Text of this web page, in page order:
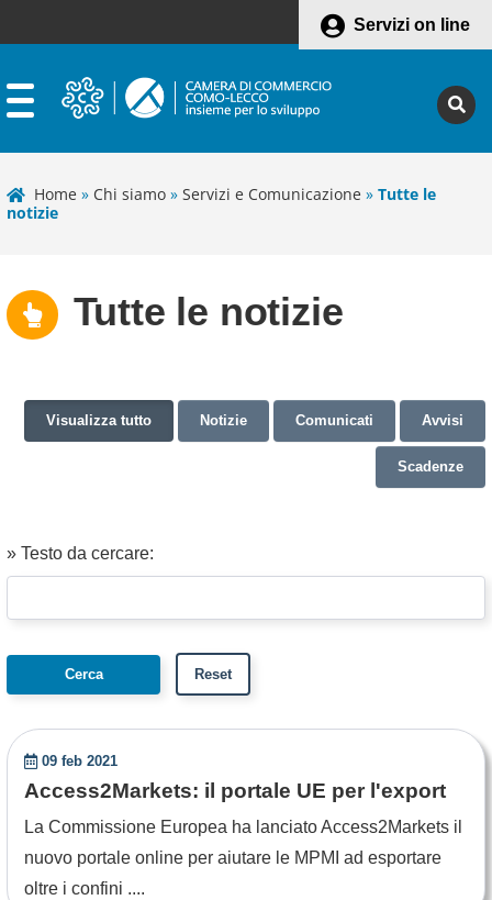
Servizi on line
Home » Chi siamo » Servizi e Comunicazione » Tutte le
notizie
Tutte le notizie
Visualizza tutto Notizie Comunicati Avvisi
Scadenze
» Testo da cercare:
09 feb 2021
Access2Markets: il portale UE per l'export
La Commissione Europea ha lanciato Access2Markets il
nuovo portale online per aiutare le MPMI ad esportare
oltre i confini ....